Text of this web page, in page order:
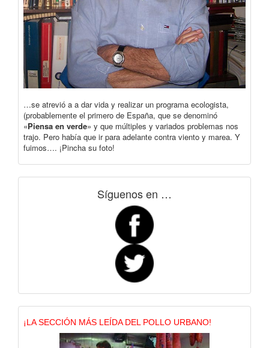
…se atrevió a a dar vida y realizar un programa ecologista,
(probablemente el primero de España, que se denominó
«Piensa en verde» y que múltiples y variados problemas nos
trajo. Pero había que ir para adelante contra viento y marea. Y
fuimos…. ¡Pincha su foto!
Síguenos en …
¡LA SECCIÓN MÁS LEÍDA DEL POLLO URBANO!